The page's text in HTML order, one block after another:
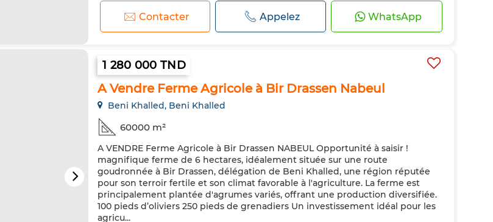
Contacter Appelez WhatsApp
1 280 000 TND
A Vendre Ferme Agricole à Bir Drassen Nabeul
Beni Khalled, Beni Khalled
60000 m²
A VENDRE Ferme Agricole à Bir Drassen NABEUL Opportunité à saisir !
magnifique ferme de 6 hectares, idéalement située sur une route
goudronnée à Bir Drassen, délégation de Beni Khalled, une région réputée
pour son terroir fertile et son climat favorable à l'agriculture. La ferme est
principalement plantée d'agrumes variés, offrant une production diversifiée.
100 pieds d’oliviers 250 pieds de grenadiers Un investissement idéal pour les
agricu...